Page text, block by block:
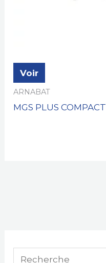
Voir
ARNABAT
MGS PLUS COMPACT